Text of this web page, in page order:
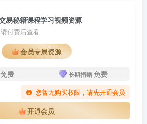
易秘籍课程学习视频资源
付费后查看
会员专属资源
免费 长期捐赠免费
您暂无购买权限，请先开通会员
开通会员